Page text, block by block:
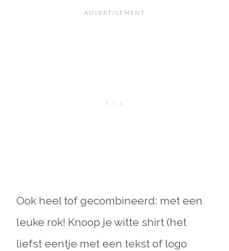
Ook heel tof gecombineerd: met een
leuke rok! Knoop je witte shirt (het
liefst eentje met een tekst of logo